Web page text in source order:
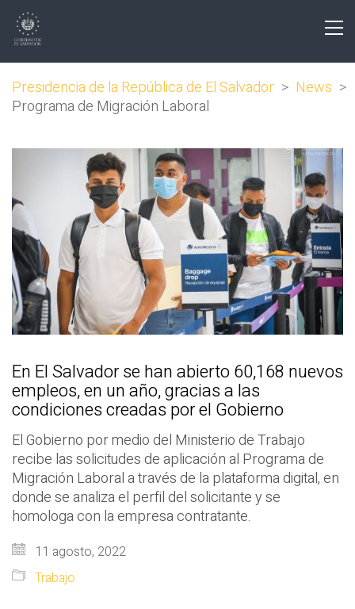
Presidencia de la República de El Salvador > News >
Programa de Migración Laboral
En El Salvador se han abierto 60,168 nuevos
empleos, en un año, gracias a las
condiciones creadas por el Gobierno
El Gobierno por medio del Ministerio de Trabajo
recibe las solicitudes de aplicación al Programa de
Migración Laboral a través de la plataforma digital, en
donde se analiza el perfil del solicitante y se
homologa con la empresa contratante.
11 agosto, 2022
Trabajo